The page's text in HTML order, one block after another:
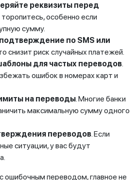
реквизиты перед
торопитесь, особенно если
сумму.
по SMS или
снизит риск случайных платежей.
для частых переводов.
ошибок в номерах карт и
на переводы. Многие банки
максимальную сумму одного
переводов. Если
ситуации, у вас будут
ошибочным переводом, главное не